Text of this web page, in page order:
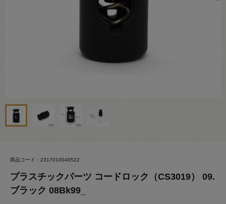
商品コード：2317010049522
プラスチックパーツ コードロック（CS3019） 09.
ブラック 08Bk99_